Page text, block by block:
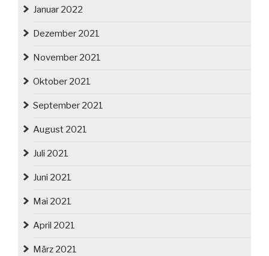
Januar 2022
Dezember 2021
November 2021
Oktober 2021
September 2021
August 2021
Juli 2021
Juni 2021
Mai 2021
April 2021
März 2021